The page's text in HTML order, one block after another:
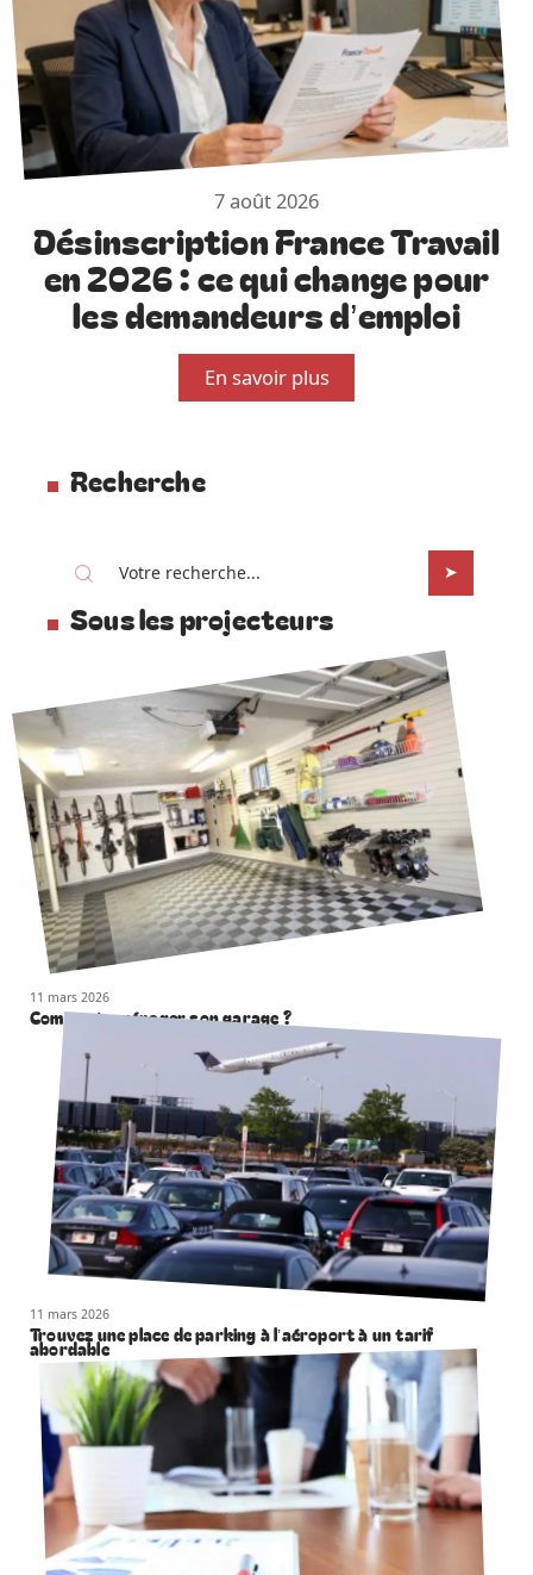
7 août 2026
Désinscription France Travail
en 2026 : ce qui change pour
les demandeurs d’emploi
En savoir plus
Recherche
Sous les projecteurs
11 mars 2026
Comment aménager son garage ?
11 mars 2026
Trouvez une place de parking à l’aéroport à un tarif
abordable